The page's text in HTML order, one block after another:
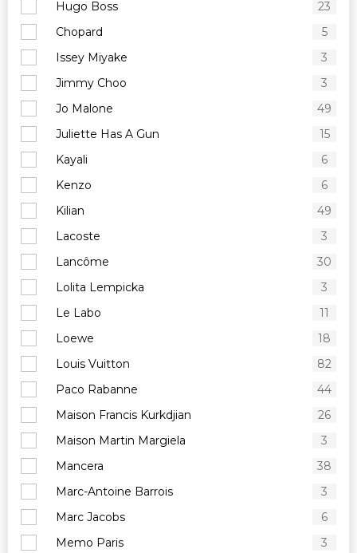
Hugo Boss
23
Chopard
5
Issey Miyake
3
Jimmy Choo
3
Jo Malone
49
Juliette Has A Gun
15
Kayali
6
Kenzo
6
Kilian
49
Lacoste
3
Lancôme
30
Lolita Lempicka
3
Le Labo
11
Loewe
18
Louis Vuitton
82
Paco Rabanne
44
Maison Francis Kurkdjian
26
Maison Martin Margiela
3
Mancera
38
Marc-Antoine Barrois
3
Marc Jacobs
6
Memo Paris
3